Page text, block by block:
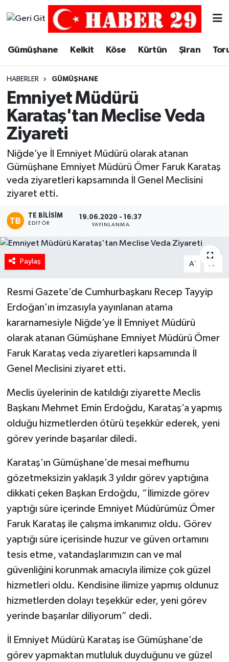
Gümüşhane Kelkit Köse Kürtün Şiran
HABERLER GÜMÜŞHANE
Emniyet Müdürü
Karataş'tan Meclise Veda
Ziyareti
Niğde’ye İl Emniyet Müdürü olarak atanan
Gümüşhane Emniyet Müdürü Ömer Faruk Karataş
veda ziyaretleri kapsamında İl Genel Meclisini
ziyaret etti.
TE BILISIM
EDITÖR
19.06.2020 - 16:37
YAYINLANMA
Paylaş A- A
Resmi Gazete’de Cumhurbaşkanı Recep Tayyip
Erdoğan’ın imzasıyla yayınlanan atama
kararnamesiyle Niğde’ye İl Emniyet Müdürü
olarak atanan Gümüşhane Emniyet Müdürü Ömer
Faruk Karataş veda ziyaretleri kapsamında İl
Genel Meclisini ziyaret etti.
Meclis üyelerinin de katıldığı ziyarette Meclis
Başkanı Mehmet Emin Erdoğdu, Karataş’a yapmış
olduğu hizmetlerden ötürü teşekkür ederek, yeni
görev yerinde başarılar diledi.
Karataş’ın Gümüşhane’de mesai mefhumu
gözetmeksizin yaklaşık 3 yıldır görev yaptığına
dikkati çeken Başkan Erdoğdu, “İlimizde görev
yaptığı süre içerinde Emniyet Müdürümüz Ömer
Faruk Karataş ile çalışma imkanımız oldu. Görev
yaptığı süre içerisinde huzur ve güven ortamını
tesis etme, vatandaşlarımızın can ve mal
güvenliğini korunmak amacıyla ilimize çok güzel
hizmetleri oldu. Kendisine ilimize yapmış oldunuz
hizmetlerden dolayı teşekkür eder, yeni görev
yerinde başarılar diliyorum” dedi.
İl Emniyet Müdürü Karataş ise Gümüşhane’de
görev yapmaktan mutluluk duyduğunu ve güzel
Merkez Trafik Yoğunluk Haritası
Süper Lig Puan Durumu ve Fikstür
Tüm Manşetler
Son Dakika Haberleri
Haber Arşivi